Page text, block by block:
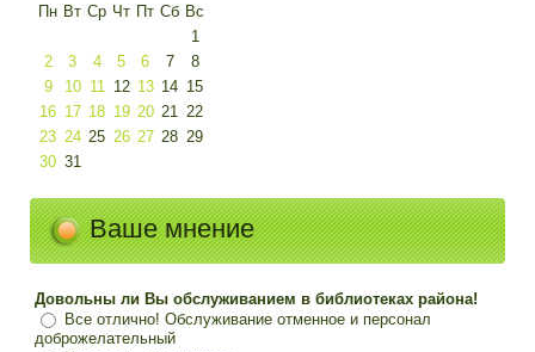
Пн Вт Ср Чт Пт Сб Вс
1
2
3 4 5 6 7
8
9
10 11 12 13 14 15
16 17 18 19 20 21
22
23 24 25 26 27 28 29
30 31
Ваше мнение
Довольны ли Вы обслуживанием в библиотеках района!
Все отлично! Обслуживание отменное и персонал
доброжелательный